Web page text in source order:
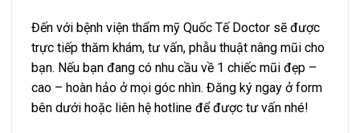
Đến với bệnh viện thẩm mỹ Quốc Tế Doctor sẽ được
trực tiếp thăm khám, tư vấn, phẫu thuật nâng mũi cho
bạn. Nếu bạn đang có nhu cầu về 1 chiếc mũi đẹp –
cao – hoàn hảo ở mọi góc nhìn. Đăng ký ngay ở form
bên dưới hoặc liên hệ hotline để được tư vấn nhé!